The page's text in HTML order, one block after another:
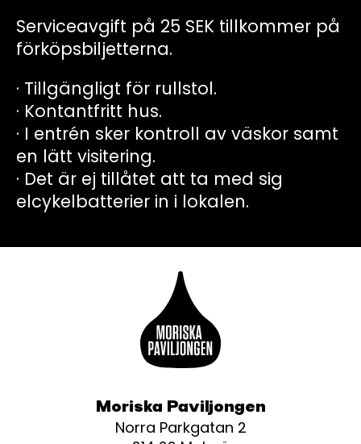
Serviceavgift på 25 SEK tillkommer på
förköpsbiljetterna.
· Tillgängligt för rullstol.
· Kontantfritt hus.
· I entrén sker kontroll av väskor samt
en lätt visitering.
· Det är ej tillåtet att ta med sig
elcykelbatterier in i lokalen.
Moriska Paviljongen
Norra Parkgatan 2